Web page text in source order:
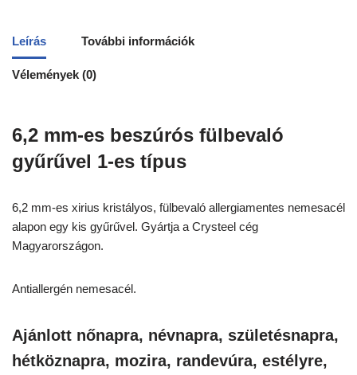
Leírás További információk
Vélemények (0)
6,2 mm-es beszúrós fülbevaló
gyűrűvel 1-es típus
6,2 mm-es xirius kristályos, fülbevaló allergiamentes nemesacél
alapon egy kis gyűrűvel. Gyártja a Crysteel cég
Magyarországon.
Antiallergén nemesacél.
Ajánlott nőnapra, névnapra, születésnapra,
hétköznapra, mozira, randevúra, estélyre,